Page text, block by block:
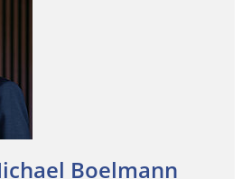
Boelmann